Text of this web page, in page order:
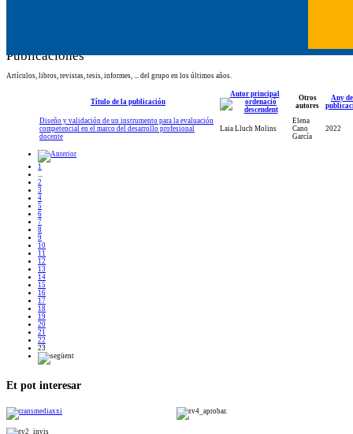
Publicaciones
Artículos, libros, revistas, tesis, informes, ... del grupo en los últimos años.
Título de la publicación
Autor principal
Otros
autores
Any de
Diseño y validación de un instrumento para la evaluación
competencial en el marco del desarrollo profesional
docente
Laia Lluch Molins
Elena
Cano
García
2022
1
2
3
4
5
6
7
8
9
10
11
12
13
14
15
16
17
18
19
20
21
22
23
Et pot interesar